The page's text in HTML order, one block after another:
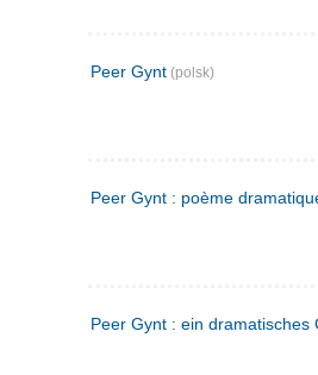
Peer Gynt (polsk)
Peer Gynt : poème
Peer Gynt : ein dramatisches